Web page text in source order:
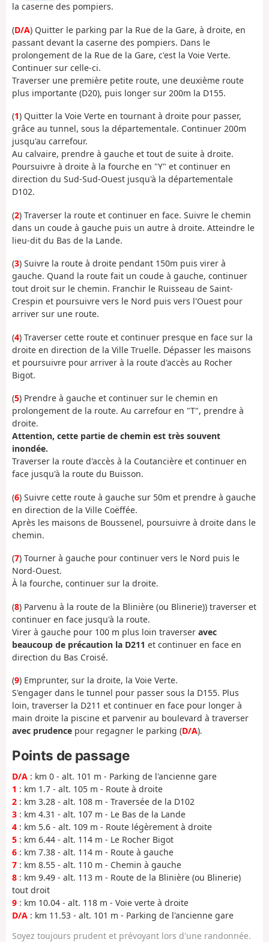
la caserne des pompiers.
(D/A) Quitter le parking par la Rue de la Gare, à droite, en
passant devant la caserne des pompiers. Dans le
prolongement de la Rue de la Gare, c'est la Voie Verte.
Continuer sur celle-ci.
Traverser une première petite route, une deuxième route
plus importante (D20), puis longer sur 200m la D155.
(1) Quitter la Voie Verte en tournant à droite pour passer,
grâce au tunnel, sous la départementale. Continuer 200m
jusqu'au carrefour.
Au calvaire, prendre à gauche et tout de suite à droite.
Poursuivre à droite à la fourche en "Y" et continuer en
direction du Sud-Sud-Ouest jusqu'à la départementale
D102.
(2) Traverser la route et continuer en face. Suivre le chemin
dans un coude à gauche puis un autre à droite. Atteindre le
lieu-dit du Bas de la Lande.
(3) Suivre la route à droite pendant 150m puis virer à
gauche. Quand la route fait un coude à gauche, continuer
tout droit sur le chemin. Franchir le Ruisseau de Saint-
Crespin et poursuivre vers le Nord puis vers l'Ouest pour
arriver sur une route.
(4) Traverser cette route et continuer presque en face sur la
droite en direction de la Ville Truelle. Dépasser les maisons
et poursuivre pour arriver à la route d'accès au Rocher
Bigot.
(5) Prendre à gauche et continuer sur le chemin en
prolongement de la route. Au carrefour en "T", prendre à
droite.
Attention, cette partie de chemin est très souvent
inondée.
Traverser la route d'accès à la Coutancière et continuer en
face jusqu'à la route du Buisson.
(6) Suivre cette route à gauche sur 50m et prendre à gauche
en direction de la Ville Coëffée.
Après les maisons de Boussenel, poursuivre à droite dans le
chemin.
(7) Tourner à gauche pour continuer vers le Nord puis le
Nord-Ouest.
À la fourche, continuer sur la droite.
(8) Parvenu à la route de la Blinière (ou Blinerie)) traverser et
continuer en face jusqu'à la route.
Virer à gauche pour 100 m plus loin traverser avec
beaucoup de précaution la D211 et continuer en face en
direction du Bas Croisé.
(9) Emprunter, sur la droite, la Voie Verte.
S'engager dans le tunnel pour passer sous la D155. Plus
loin, traverser la D211 et continuer en face pour longer à
main droite la piscine et parvenir au boulevard à traverser
avec prudence pour regagner le parking (D/A).
Points de passage
D/A : km 0 - alt. 101 m - Parking de l'ancienne gare
1 : km 1.7 - alt. 105 m - Route à droite
2 : km 3.28 - alt. 108 m - Traversée de la D102
3 : km 4.31 - alt. 107 m - Le Bas de la Lande
4 : km 5.6 - alt. 109 m - Route légèrement à droite
5 : km 6.44 - alt. 114 m - Le Rocher Bigot
6 : km 7.38 - alt. 114 m - Route à gauche
7 : km 8.55 - alt. 110 m - Chemin à gauche
8 : km 9.49 - alt. 113 m - Route de la Blinière (ou Blinerie)
tout droit
9 : km 10.04 - alt. 118 m - Voie verte à droite
D/A : km 11.53 - alt. 101 m - Parking de l'ancienne gare
Soyez toujours prudent et prévoyant lors d'une randonnée.